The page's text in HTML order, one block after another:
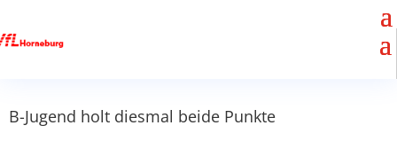
B-Jugend holt diesmal beide Punkte